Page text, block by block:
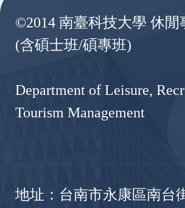
©2014 南臺科技大學 休閒
(含碩士班/碩專班)
Department of Leisure,
Tourism Management
地址：台南市永康區南台